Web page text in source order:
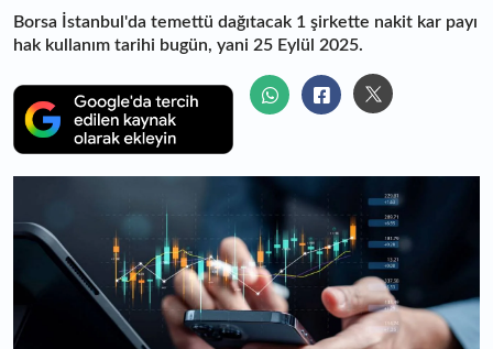
Borsa İstanbul'da temettü dağıtacak 1 şirkette nakit kar payı
hak kullanım tarihi bugün, yani 25 Eylül 2025.